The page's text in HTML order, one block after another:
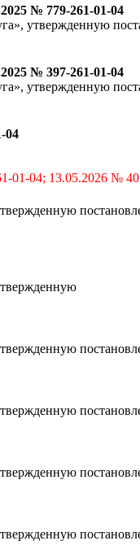
№ 779-261-01-04
утвержденную
№ 397-261-01-04
утвержденную
04
01-04; 13.05.2026 №